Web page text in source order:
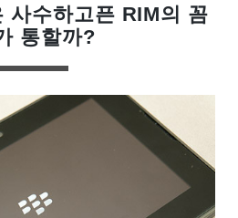
사수하고픈 RIM의 꼼
통할까?